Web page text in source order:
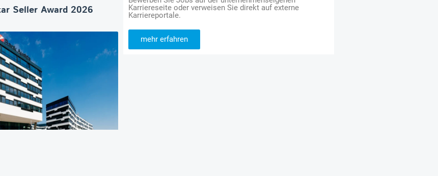
Seller Award 2026
Karriereseite oder verweisen Sie direkt auf externe
Karriereportale.
mehr erfahren